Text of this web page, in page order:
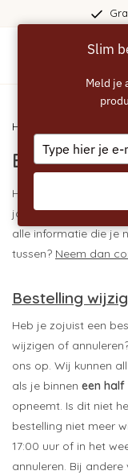
Home
Bestellen
Heb je een vraag
jouw bestelling
alle informatie die je
tussen? Neem dan
Bestelling
Heb je zojuist een
wijzigen of
ons op. Wij kunnen
als je binnen een half
opneemt. Is dit niet
bestelling niet meer
17:00 uur of in het
annuleren. Bij
Slim
Meld je
Type
your
email